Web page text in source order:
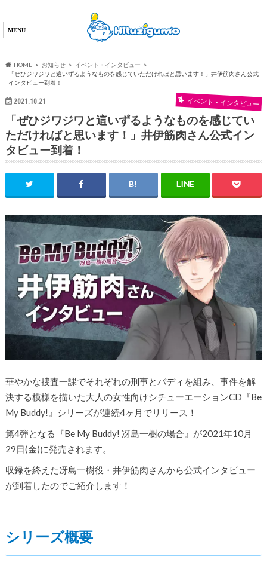
HOME お知らせ
イベント・インタビュー
「ぜひジワジワと這いずるようなものを感じていただければと思います！」井伊筋肉さん公式
インタビュー到着！
2021.10.21 イベント・インタビュー
「ぜひジワジワと這いずるようなものを感じてい
ただければと思います！」井伊筋肉さん公式イン
タビュー到着！
華やかな捜査一課でそれぞれの刑事とバディを組み、事件を解
決する模様を描いた大人の女性向けシチューエーションCD『Be
My Buddy!』シリーズが連続4ヶ月でリリース！
第4弾となる『Be My Buddy! 冴島一樹の場合』が2021年10月
29日(金)に発売されます。
収録を終えた冴島一樹役・井伊筋肉さんから公式インタビュー
が到着したのでご紹介します！
シリーズ概要